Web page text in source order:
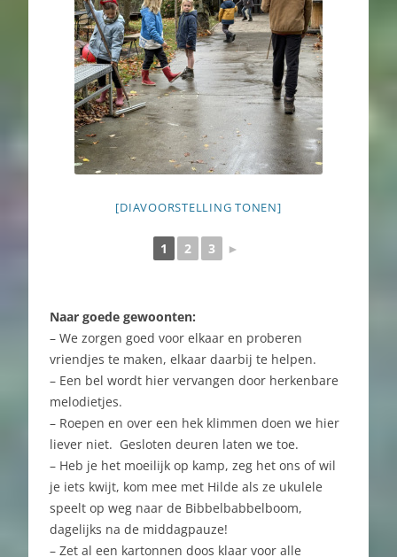
[DIAVOORSTELLING TONEN]
1 2 3 ►
Naar goede gewoonten:
– We zorgen goed voor elkaar en proberen
vriendjes te maken, elkaar daarbij te helpen.
– Een bel wordt hier vervangen door herkenbare
melodietjes.
– Roepen en over een hek klimmen doen we hier
liever niet. Gesloten deuren laten we toe.
– Heb je het moeilijk op kamp, zeg het ons of wil
je iets kwijt, kom mee met Hilde als ze ukulele
speelt op weg naar de Bibbelbabbelboom,
dagelijks na de middagpauze!
– Zet al een kartonnen doos klaar voor alle